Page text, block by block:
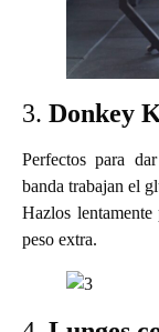
3. Donkey
Perfectos para
banda trabajan el
Hazlos
peso extra.